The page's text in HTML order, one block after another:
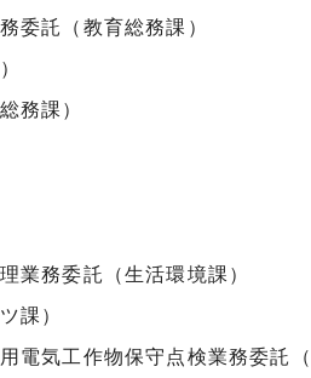
委託（教育総務課）
務課）
業務委託（生活環境課）
課）
電気工作物保守点検業務委託